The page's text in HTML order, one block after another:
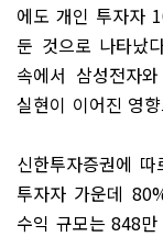
에도 개인 투자자
둔 것으로 나타났
속에서 삼성전자
실현이 이어진 영
신한투자증권에
투자자 가운데
수익 규모는 848